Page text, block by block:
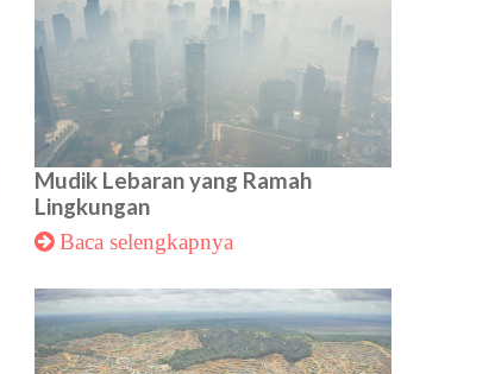
Mudik Lebaran yang Ramah
Lingkungan
Baca selengkapnya